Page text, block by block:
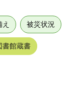
被災状況
書館蔵書